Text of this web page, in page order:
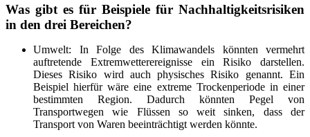
Was gibt es für Beispiele für Nachhaltigkeitsrisiken
in den drei Bereichen?
Umwelt: In Folge des Klimawandels könnten vermehrt
auftretende Extremwetterereignisse ein Risiko darstellen.
Dieses Risiko wird auch physisches Risiko genannt. Ein
Beispiel hierfür wäre eine extreme Trockenperiode in einer
bestimmten Region. Dadurch könnten Pegel von
Transportwegen wie Flüssen so weit sinken, dass der
Transport von Waren beeinträchtigt werden könnte.